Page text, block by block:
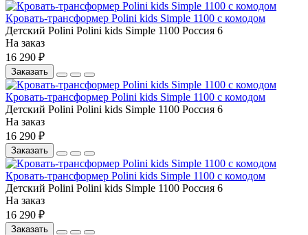
Кровать-трансформер Polini kids Simple 1100 с комодом
Детский Polini Polini kids Simple 1100 Россия 6
На заказ
16 290 ₽
Заказать
Кровать-трансформер Polini kids Simple 1100 с комодом
Детский Polini Polini kids Simple 1100 Россия 6
На заказ
16 290 ₽
Заказать
Кровать-трансформер Polini kids Simple 1100 с комодом
Детский Polini Polini kids Simple 1100 Россия 6
На заказ
16 290 ₽
Заказать